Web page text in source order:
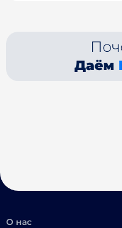
Даём
О нас